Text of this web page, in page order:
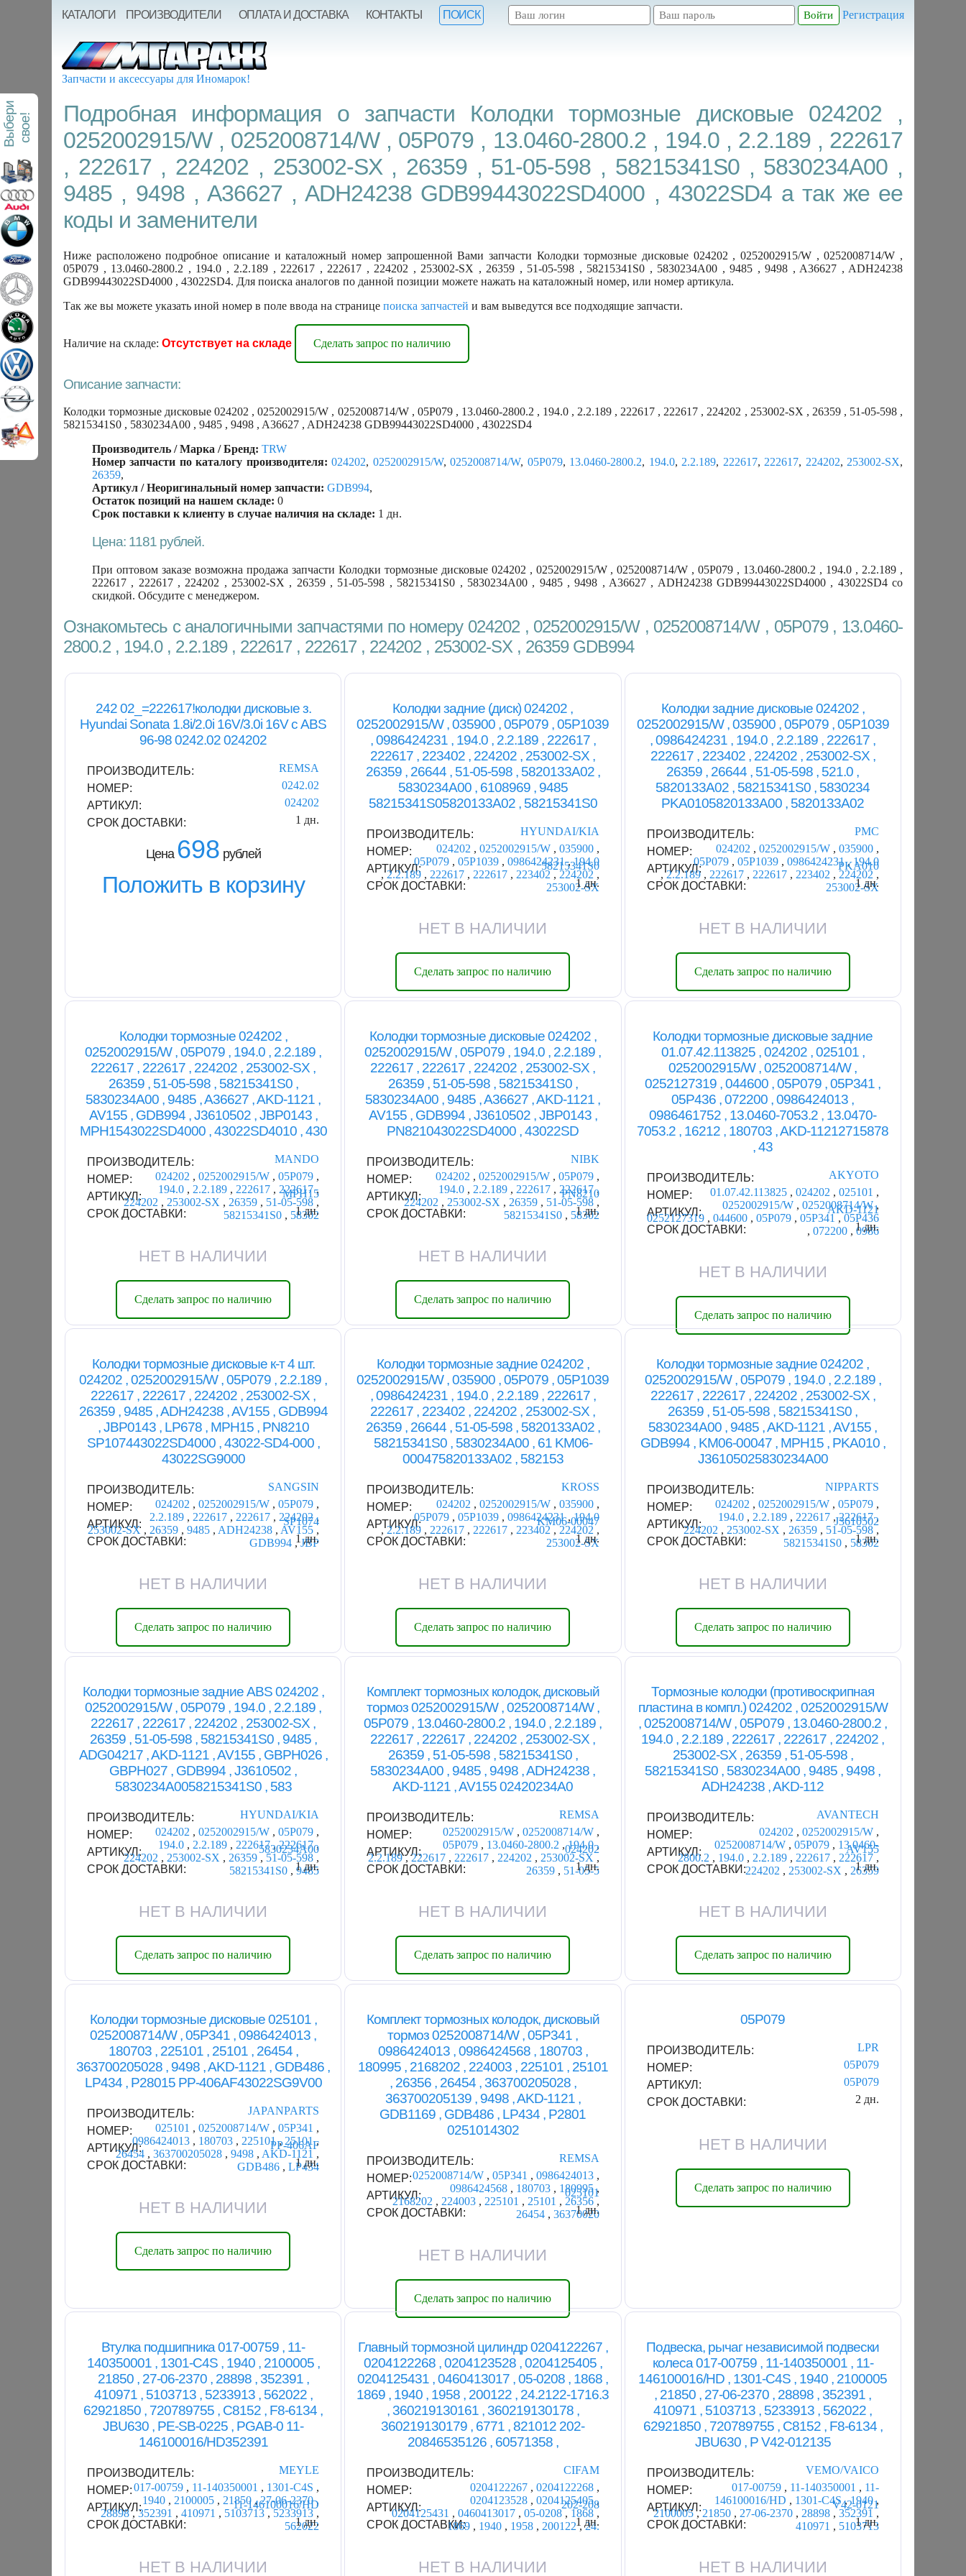
В
ы
б
е
р
и
с
в
о
е!
Регистрация
КАТАЛОГИ ПРОИЗВОДИТЕЛИ ОПЛАТА И ДОСТАВКА КОНТАКТЫ ПОИСК
Запчасти и аксессуары для Иномарок!
Подробная информация о запчасти Колодки тормозные дисковые 024202 ,
0252002915/W , 0252008714/W , 05P079 , 13.0460-2800.2 , 194.0 , 2.2.189 , 222617
, 222617 , 224202 , 253002-SX , 26359 , 51-05-598 , 58215341S0 , 5830234A00 ,
9485 , 9498 , A36627 , ADH24238 GDB99443022SD4000 , 43022SD4 а так же ее
коды и заменители
Ниже расположено подробное описание и каталожный номер запрошенной Вами запчасти Колодки тормозные дисковые 024202 , 0252002915/W , 0252008714/W ,
05P079 , 13.0460-2800.2 , 194.0 , 2.2.189 , 222617 , 222617 , 224202 , 253002-SX , 26359 , 51-05-598 , 58215341S0 , 5830234A00 , 9485 , 9498 , A36627 , ADH24238
GDB99443022SD4000 , 43022SD4. Для поиска аналогов по данной позиции можете нажать на каталожный номер, или номер артикула.
Так же вы можете указать иной номер в поле ввода на странице поиска запчастей и вам выведутся все подходящие запчасти.
Наличие на складе: Отсутствует на складе Сделать запрос по наличию
Описание запчасти:
Колодки тормозные дисковые 024202 , 0252002915/W , 0252008714/W , 05P079 , 13.0460-2800.2 , 194.0 , 2.2.189 , 222617 , 222617 , 224202 , 253002-SX , 26359 , 51-05-598 ,
58215341S0 , 5830234A00 , 9485 , 9498 , A36627 , ADH24238 GDB99443022SD4000 , 43022SD4
Производитель / Марка / Бренд: TRW
Номер запчасти по каталогу производителя: 024202, 0252002915/W,0252008714/W, 05P079, 13.0460-2800.2, 194.0, 2.2.189, 222617, 222617, 224202, 253002-SX,
26359,
Артикул / Неоригинальный номер запчасти: GDB994,
Остаток позиций на нашем складе: 0
Срок поставки к клиенту в случае наличия на складе: 1 дн.
Цена: 1181 рублей.
При оптовом заказе возможна продажа запчасти Колодки тормозные дисковые 024202 , 0252002915/W , 0252008714/W , 05P079 , 13.0460-2800.2 , 194.0 , 2.2.189 ,
222617 , 222617 , 224202 , 253002-SX , 26359 , 51-05-598 , 58215341S0 , 5830234A00 , 9485 , 9498 , A36627 , ADH24238 GDB99443022SD4000 , 43022SD4 со
скидкой. Обсудите с менеджером.
Ознакомьтесь с аналогичными запчастями по номеру 024202 , 0252002915/W , 0252008714/W , 05P079 , 13.0460-
2800.2 , 194.0 , 2.2.189 , 222617 , 222617 , 224202 , 253002-SX , 26359 GDB994
242 02_=222617!колодки дисковые з.
Hyundai Sonata 1.8i/2.0i 16V/3.0i 16V с ABS
96-98 0242.02 024202
ПРОИЗВОДИТЕЛЬ:
REMSA
НОМЕР:
0242.02
АРТИКУЛ:
024202
СРОК ДОСТАВКИ:
1 дн.
Цена 698 рублей
Положить в корзину
Колодки задние (диск) 024202 ,
0252002915/W , 035900 , 05P079 , 05P1039
, 0986424231 , 194.0 , 2.2.189 , 222617 ,
222617 , 223402 , 224202 , 253002-SX ,
26359 , 26644 , 51-05-598 , 5820133A02 ,
5830234A00 , 6108969 , 9485
58215341S05820133A02 , 58215341S0
ПРОИЗВОДИТЕЛЬ:
HYUNDAI/KIA
НОМЕР:
024202 , 0252002915/W , 035900 ,
05P079 , 05P1039 , 0986424231,194.0
,2.2.189 , 222617 , 222617 , 223402 , 224202 ,
253002-SX
АРТИКУЛ:
58215341S0
СРОК ДОСТАВКИ:
1 дн.
НЕТ В НАЛИЧИИ
Сделать запрос по наличию
Колодки задние дисковые 024202 ,
0252002915/W , 035900 , 05P079 , 05P1039
, 0986424231 , 194.0 , 2.2.189 , 222617 ,
222617 , 223402 , 224202 , 253002-SX ,
26359 , 26644 , 51-05-598 , 521.0 ,
5820133A02 , 58215341S0 , 5830234
PKA0105820133A00 , 5820133A02
ПРОИЗВОДИТЕЛЬ:
PMC
НОМЕР:
024202 , 0252002915/W , 035900 ,
05P079 , 05P1039 , 0986424231,194.0
,2.2.189 , 222617 , 222617 , 223402 , 224202 ,
253002-SX
АРТИКУЛ:
PKA010
СРОК ДОСТАВКИ:
1 дн.
НЕТ В НАЛИЧИИ
Сделать запрос по наличию
Колодки тормозные 024202 ,
0252002915/W , 05P079 , 194.0 , 2.2.189 ,
222617 , 222617 , 224202 , 253002-SX ,
26359 , 51-05-598 , 58215341S0 ,
5830234A00 , 9485 , A36627 , AKD-1121 ,
AV155 , GDB994 , J3610502 , JBP0143 ,
MPH1543022SD4000 , 43022SD4010 , 430
ПРОИЗВОДИТЕЛЬ:
MANDO
НОМЕР:
024202 ,0252002915/W ,05P079 ,
194.0 , 2.2.189 , 222617 , 222617,
224202 , 253002-SX , 26359 , 51-05-598 ,
58215341S0 , 58302
АРТИКУЛ:
MPH15
СРОК ДОСТАВКИ:
1 дн.
НЕТ В НАЛИЧИИ
Сделать запрос по наличию
Колодки тормозные дисковые 024202 ,
0252002915/W , 05P079 , 194.0 , 2.2.189 ,
222617 , 222617 , 224202 , 253002-SX ,
26359 , 51-05-598 , 58215341S0 ,
5830234A00 , 9485 , A36627 , AKD-1121 ,
AV155 , GDB994 , J3610502 , JBP0143 ,
PN821043022SD4000 , 43022SD
ПРОИЗВОДИТЕЛЬ:
NIBK
НОМЕР:
024202 , 0252002915/W , 05P079 ,
194.0 , 2.2.189 , 222617 , 222617,
224202 , 253002-SX , 26359 , 51-05-598 ,
58215341S0 , 58302
АРТИКУЛ:
PN8210
СРОК ДОСТАВКИ:
1 дн.
НЕТ В НАЛИЧИИ
Сделать запрос по наличию
Колодки тормозные дисковые задние
01.07.42.113825 , 024202 , 025101 ,
0252002915/W , 0252008714/W ,
0252127319 , 044600 , 05P079 , 05P341 ,
05P436 , 072200 , 0986424013 ,
0986461752 , 13.0460-7053.2 , 13.0470-
7053.2 , 16212 , 180703 , AKD-11212715878
, 43
ПРОИЗВОДИТЕЛЬ:
AKYOTO
НОМЕР:
01.07.42.113825 , 024202 , 025101 ,
0252002915/W , 0252008714/W,
0252127319 , 044600 , 05P079 , 05P341 , 05P436
, 072200 , 0986
АРТИКУЛ:
AKD-1121
СРОК ДОСТАВКИ:
1 дн.
НЕТ В НАЛИЧИИ
Сделать запрос по наличию
Колодки тормозные дисковые к-т 4 шт.
024202 , 0252002915/W , 05P079 , 2.2.189 ,
222617 , 222617 , 224202 , 253002-SX ,
26359 , 9485 , ADH24238 , AV155 , GDB994
, JBP0143 , LP678 , MPH15 , PN8210
SP107443022SD4000 , 43022-SD4-000 ,
43022SG9000
ПРОИЗВОДИТЕЛЬ:
SANGSIN
НОМЕР:
024202 ,0252002915/W ,05P079 ,
2.2.189 , 222617 , 222617 , 224202,
253002-SX , 26359 ,9485 , ADH24238 , AV155 ,
GDB994 ,JBP
АРТИКУЛ:
SP1074
СРОК ДОСТАВКИ:
1 дн.
НЕТ В НАЛИЧИИ
Сделать запрос по наличию
Колодки тормозные задние 024202 ,
0252002915/W , 035900 , 05P079 , 05P1039
, 0986424231 , 194.0 , 2.2.189 , 222617 ,
222617 , 223402 , 224202 , 253002-SX ,
26359 , 26644 , 51-05-598 , 5820133A02 ,
58215341S0 , 5830234A00 , 61 KM06-
000475820133A02 , 582153
ПРОИЗВОДИТЕЛЬ:
KROSS
НОМЕР:
024202 , 0252002915/W , 035900 ,
05P079 , 05P1039 , 0986424231,194.0
,2.2.189 , 222617 , 222617 , 223402 , 224202 ,
253002-SX
АРТИКУЛ:
KM06-00047
СРОК ДОСТАВКИ:
1 дн.
НЕТ В НАЛИЧИИ
Сделать запрос по наличию
Колодки тормозные задние 024202 ,
0252002915/W , 05P079 , 194.0 , 2.2.189 ,
222617 , 222617 , 224202 , 253002-SX ,
26359 , 51-05-598 , 58215341S0 ,
5830234A00 , 9485 , AKD-1121 , AV155 ,
GDB994 , KM06-00047 , MPH15 , PKA010 ,
J36105025830234A00
ПРОИЗВОДИТЕЛЬ:
NIPPARTS
НОМЕР:
024202 , 0252002915/W , 05P079 ,
194.0 , 2.2.189 , 222617 ,222617,
224202 , 253002-SX , 26359 , 51-05-598 ,
58215341S0 , 58302
АРТИКУЛ:
J3610502
СРОК ДОСТАВКИ:
1 дн.
НЕТ В НАЛИЧИИ
Сделать запрос по наличию
Колодки тормозные задние ABS 024202 ,
0252002915/W , 05P079 , 194.0 , 2.2.189 ,
222617 , 222617 , 224202 , 253002-SX ,
26359 , 51-05-598 , 58215341S0 , 9485 ,
ADG04217 , AKD-1121 , AV155 , GBPH026 ,
GBPH027 , GDB994 , J3610502 ,
5830234A0058215341S0 , 583
ПРОИЗВОДИТЕЛЬ:
HYUNDAI/KIA
НОМЕР:
024202 ,0252002915/W ,05P079 ,
194.0 , 2.2.189 , 222617,222617,
224202 , 253002-SX , 26359 , 51-05-598 ,
58215341S0 ,9485
АРТИКУЛ:
5830234A00
СРОК ДОСТАВКИ:
1 дн.
НЕТ В НАЛИЧИИ
Сделать запрос по наличию
Комплект тормозных колодок, дисковый
тормоз 0252002915/W , 0252008714/W ,
05P079 , 13.0460-2800.2 , 194.0 , 2.2.189 ,
222617 , 222617 , 224202 , 253002-SX ,
26359 , 51-05-598 , 58215341S0 ,
5830234A00 , 9485 , 9498 , ADH24238 ,
AKD-1121 , AV155 02420234A0
ПРОИЗВОДИТЕЛЬ:
REMSA
НОМЕР:
0252002915/W , 0252008714/W ,
05P079 , 13.0460-2800.2 ,194.0,
2.2.189,222617 , 222617 , 224202 , 253002-SX ,
26359 , 51-05-5
АРТИКУЛ:
024202
СРОК ДОСТАВКИ:
1 дн.
НЕТ В НАЛИЧИИ
Сделать запрос по наличию
Тормозные колодки (противоскрипная
пластина в компл.) 024202 , 0252002915/W
, 0252008714/W , 05P079 , 13.0460-2800.2 ,
194.0 , 2.2.189 , 222617 , 222617 , 224202 ,
253002-SX , 26359 , 51-05-598 ,
58215341S0 , 5830234A00 , 9485 , 9498 ,
ADH24238 , AKD-112
ПРОИЗВОДИТЕЛЬ:
AVANTECH
НОМЕР:
024202 , 0252002915/W ,
0252008714/W , 05P079 , 13.0460-
2800.2 , 194.0 , 2.2.189 , 222617 , 222617 ,
224202 , 253002-SX , 26359
АРТИКУЛ:
AV155
СРОК ДОСТАВКИ:
1 дн.
НЕТ В НАЛИЧИИ
Сделать запрос по наличию
Колодки тормозные дисковые 025101 ,
0252008714/W , 05P341 , 0986424013 ,
180703 , 225101 , 25101 , 26454 ,
363700205028 , 9498 , AKD-1121 , GDB486 ,
LP434 , P28015 PP-406AF43022SG9V00
ПРОИЗВОДИТЕЛЬ:
JAPANPARTS
НОМЕР:
025101 ,0252008714/W ,05P341 ,
0986424013 , 180703 , 225101,25101,
26454 ,363700205028 ,9498 , AKD-1121 ,
GDB486 ,LP434
АРТИКУЛ:
PP-406AF
СРОК ДОСТАВКИ:
1 дн.
НЕТ В НАЛИЧИИ
Сделать запрос по наличию
Комплект тормозных колодок, дисковый
тормоз 0252008714/W , 05P341 ,
0986424013 , 0986424568 , 180703 ,
180995 , 2168202 , 224003 , 225101 , 25101
, 26356 , 26454 , 363700205028 ,
363700205139 , 9498 , AKD-1121 ,
GDB1169 , GDB486 , LP434 , P2801
0251014302
ПРОИЗВОДИТЕЛЬ:
REMSA
НОМЕР:0252008714/W , 05P341 , 0986424013 ,
0986424568 , 180703 , 180995,
2168202 , 224003 , 225101 , 25101 , 26356 ,
26454 , 36370020
АРТИКУЛ:
025101
СРОК ДОСТАВКИ:
1 дн.
НЕТ В НАЛИЧИИ
Сделать запрос по наличию
05P079
ПРОИЗВОДИТЕЛЬ:
LPR
НОМЕР:
05P079
АРТИКУЛ:
05P079
СРОК ДОСТАВКИ:
2 дн.
НЕТ В НАЛИЧИИ
Сделать запрос по наличию
Втулка подшипника 017-00759 , 11-
140350001 , 1301-C4S , 1940 , 2100005 ,
21850 , 27-06-2370 , 28898 , 352391 ,
410971 , 5103713 , 5233913 , 562022 ,
62921850 , 720789755 , C8152 , F8-6134 ,
JBU630 , PE-SB-0225 , PGAB-0 11-
146100016/HD352391
ПРОИЗВОДИТЕЛЬ:
MEYLE
НОМЕР:017-00759 , 11-140350001 , 1301-C4S ,
1940 , 2100005 , 21850 ,27-06-2370,
28898,352391 ,410971 , 5103713 , 5233913 ,
562022
АРТИКУЛ:
11-146100016/HD
СРОК ДОСТАВКИ:
1 дн.
НЕТ В НАЛИЧИИ
Главный тормозной цилиндр 0204122267 ,
0204122268 , 0204123528 , 0204125405 ,
0204125431 , 0460413017 , 05-0208 , 1868 ,
1869 , 1940 , 1958 , 200122 , 24.2122-1716.3
, 360219130161 , 360219130178 ,
360219130179 , 6771 , 821012 202-
20846535126 , 60571358 ,
ПРОИЗВОДИТЕЛЬ:
CIFAM
НОМЕР:
0204122267 , 0204122268 ,
0204123528 , 0204125405,
0204125431 , 0460413017 , 05-0208 , 1868 ,
1869 , 1940 , 1958 , 200122,24.
АРТИКУЛ:
202-208
СРОК ДОСТАВКИ:
1 дн.
НЕТ В НАЛИЧИИ
Подвеска, рычаг независимой подвески
колеса 017-00759 , 11-140350001 , 11-
146100016/HD , 1301-C4S , 1940 , 2100005
, 21850 , 27-06-2370 , 28898 , 352391 ,
410971 , 5103713 , 5233913 , 562022 ,
62921850 , 720789755 , C8152 , F8-6134 ,
JBU630 , P V42-012135
ПРОИЗВОДИТЕЛЬ:
VEMO/VAICO
НОМЕР:
017-00759 , 11-140350001 , 11-
146100016/HD , 1301-C4S,1940,
2100005,21850 , 27-06-2370 , 28898 , 352391 ,
410971 , 5103713
АРТИКУЛ:
V42-0121
СРОК ДОСТАВКИ:
1 дн.
НЕТ В НАЛИЧИИ